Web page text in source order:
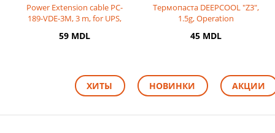
Power Extension cable PC-
189-VDE-3M, 3 m, for UPS,
59 MDL
Термопаста DEEPCOOL "Z3",
1.5g, Operation
45 MDL
ХИТЫ НОВИНКИ АКЦИИ